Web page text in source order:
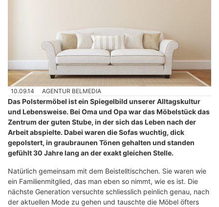
10.09.14 AGENTUR BELMEDIA
Das Polstermöbel ist ein Spiegelbild unserer Alltagskultur
und Lebensweise. Bei Oma und Opa war das Möbelstück das
Zentrum der guten Stube, in der sich das Leben nach der
Arbeit abspielte. Dabei waren die Sofas wuchtig, dick
gepolstert, in graubraunen Tönen gehalten und standen
gefühlt 30 Jahre lang an der exakt gleichen Stelle.
Natürlich gemeinsam mit dem Beistelltischchen. Sie waren wie
ein Familienmitglied, das man eben so nimmt, wie es ist. Die
nächste Generation versuchte schliesslich peinlich genau, nach
der aktuellen Mode zu gehen und tauschte die Möbel öfters